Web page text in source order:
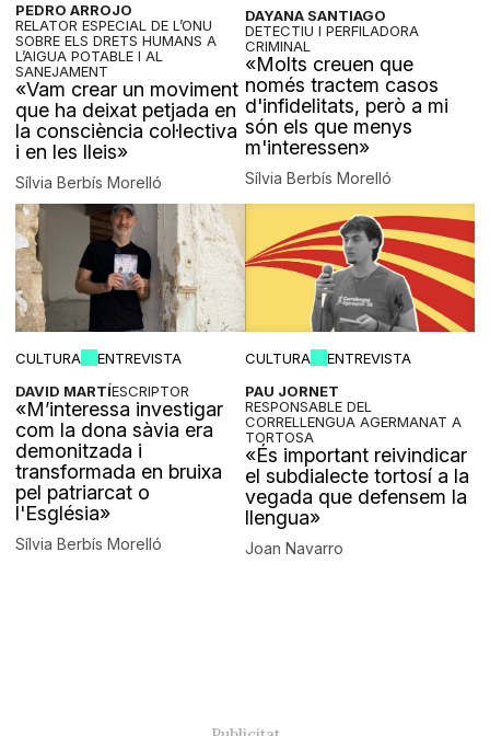
PEDRO ARROJO
RELATOR ESPECIAL DE L’ONU
SOBRE ELS DRETS HUMANS A
L’AIGUA POTABLE I AL
SANEJAMENT
«Vam crear un moviment
que ha deixat petjada en
la consciència col·lectiva
i en les lleis»
Sílvia Berbís Morelló
DAYANA SANTIAGO
DETECTIU I PERFILADORA
CRIMINAL
«Molts creuen que
només tractem casos
d'infidelitats, però a mi
són els que menys
m'interessen»
Sílvia Berbís Morelló
CULTURA
ENTREVISTA
DAVID MARTÍESCRIPTOR
«M’interessa investigar
com la dona sàvia era
demonitzada i
transformada en bruixa
pel patriarcat o
l'Església»
Sílvia Berbís Morelló
CULTURA
ENTREVISTA
PAU JORNET
RESPONSABLE DEL
CORRELLENGUA AGERMANAT A
TORTOSA
«És important reivindicar
el subdialecte tortosí a la
vegada que defensem la
llengua»
Joan Navarro